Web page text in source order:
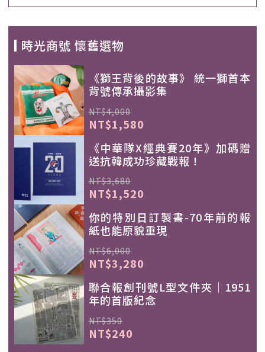
時光商號 懷舊選物
《獅王背後的故事》 統一獅首本
背號傳承攝影集
NT$4,000
NT$1,580
《中華隊X經典賽20年》加碼贈
送抗韓成功珍藏戰報！
NT$3,680
NT$1,520
你的特別日訂製書-70年前的報
紙也能原貌重現
NT$6,000
NT$3,280
聯合報創刊號L型文件夾｜1951
年的首版紀念
NT$350
NT$240